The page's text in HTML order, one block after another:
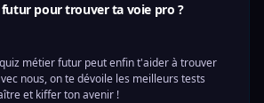
pour trouver ta voie pro ?
métier futur peut enfin t'aider à trouver
nous, on te dévoile les meilleurs tests
et kiffer ton avenir !